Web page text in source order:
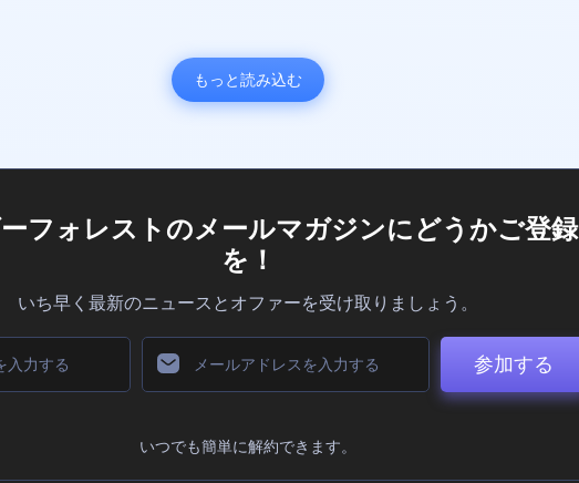
もっと読み込む
フォレストのメールマガジンにどうかご登録
を！
いち早く最新のニュースとオファーを受け取りましょう。
参加する
いつでも簡単に解約できます。